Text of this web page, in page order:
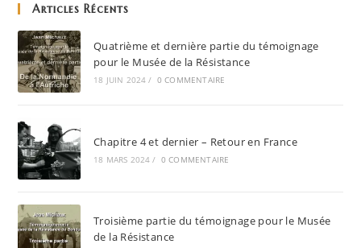
Articles Récents
Quatrième et dernière partie du témoignage
pour le Musée de la Résistance
18 JUIN 2024 / 0 COMMENTAIRE
Chapitre 4 et dernier – Retour en France
18 MARS 2024 / 0 COMMENTAIRE
Troisième partie du témoignage pour le Musée
de la Résistance